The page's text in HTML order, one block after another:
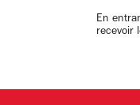
email
En
recevoir